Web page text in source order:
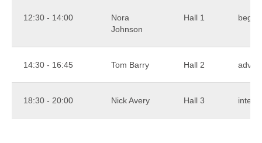
12:30 - 14:00
Nora
Johnson
Hall 1
14:30 - 16:45 Tom Barry Hall 2
18:30 - 20:00 Nick Avery Hall 3